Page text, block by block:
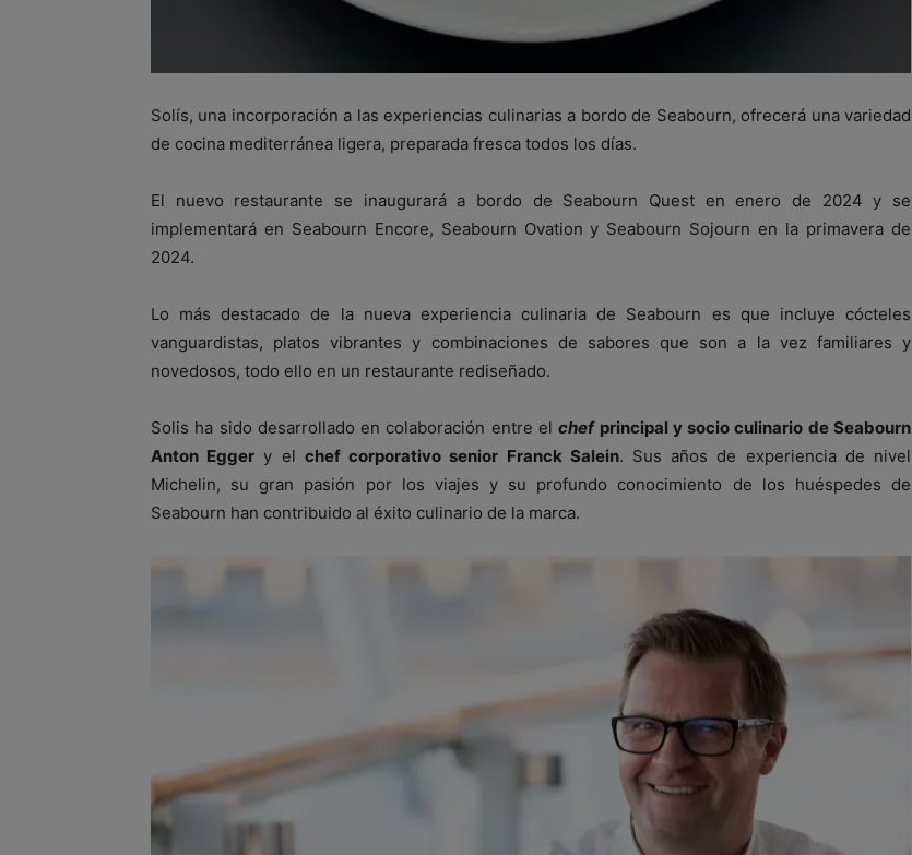
Solís, una incorporación a las experiencias culinarias a bordo de Seabourn, ofrecerá una variedad
de cocina mediterránea ligera, preparada fresca todos los días.
El nuevo restaurante se inaugurará a bordo de Seabourn Quest en enero de 2024 y se
implementará en Seabourn Encore, Seabourn Ovation y Seabourn Sojourn en la primavera de
2024.
Lo más destacado de la nueva experiencia culinaria de Seabourn es que incluye cócteles
vanguardistas, platos vibrantes y combinaciones de sabores que son a la vez familiares y
novedosos, todo ello en un restaurante rediseñado.
Solis ha sido desarrollado en colaboración entre elchefprincipal y socio culinario de Seabourn
Anton Egger y el chef corporativo senior Franck Salein. Sus años de experiencia de nivel
Michelin, su gran pasión por los viajes y su profundo conocimiento de los huéspedes de
Seabourn han contribuido al éxito culinario de la marca.